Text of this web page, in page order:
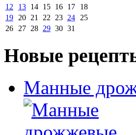
12
13 14 15 16 17
18
19 20 21 22 23 24 25
26 27 28 29 30 31
Новые
Манные